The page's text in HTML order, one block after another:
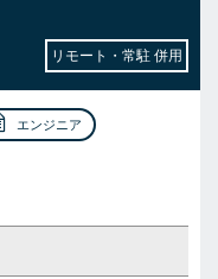
リモート・常駐 併用
エンジニア